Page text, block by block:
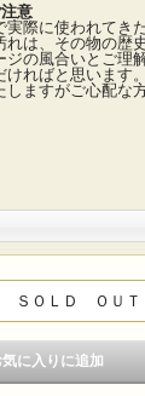
意
実際に使われてき
は、その物の歴
の風合いとご理
ればと思います
しますがご心配な
ＳＯＬＤ ＯＵＴ